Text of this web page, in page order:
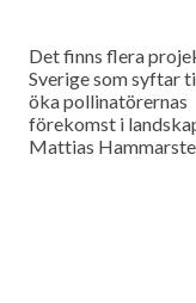
Det finns flera
Sverige som syftar
öka pollinatörernas
förekomst i
Mattias